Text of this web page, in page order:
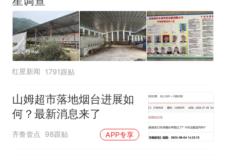
红星新闻 1791跟贴
山姆超市落地烟台进展如
何？最新消息来了
齐鲁壹点 98跟贴 APP专享